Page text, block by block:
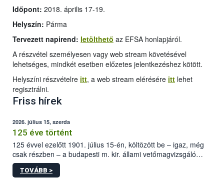
Időpont: 2018. április 17-19.
Helyszín: Párma
Tervezett napirend: letölthető az EFSA honlapjáról.
A részvétel személyesen vagy web stream követésével
lehetséges, mindkét esetben előzetes jelentkezéshez kötött.
Helyszíni részvételre itt, a web stream elérésére itt lehet
regisztrálni.
Friss hírek
2026. július 15, szerda
125 éve történt
125 évvel ezelőtt 1901. július 15-én, költözött be – igaz, még
csak részben – a budapesti m. kir. állami vetőmagvizsgáló
állomás a Kis Rókus utca 15. szám alatti, Czigler Győző által
tervezett új épületébe.
TOVÁBB >